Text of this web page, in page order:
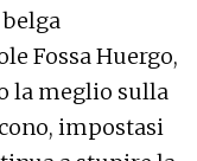
Fossa Huergo,
la meglio sulla
impostasi